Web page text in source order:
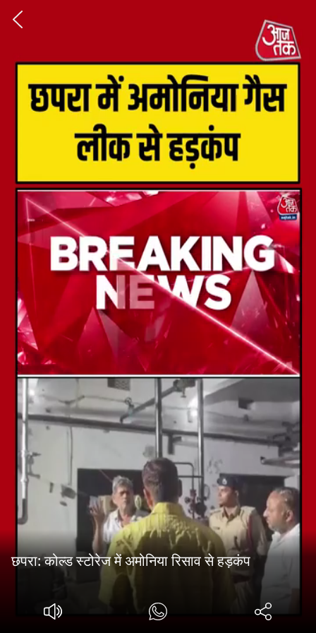
छपरा: कोल्ड स्टोरेज में अमोनिया रिसाव से हड़कंप